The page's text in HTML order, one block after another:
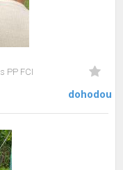
s PP FCI
dohodou